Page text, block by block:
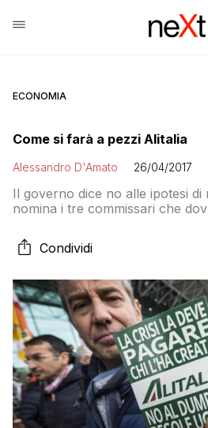
ECONOMIA
Come si farà a pezzi Alitalia
Alessandro D'Amato 26/04/2017
Il governo dice no alle ipotesi di
nomina i tre commissari che
lasciare gli aerei a terra è
Lombardi: «Fare entrare
a rischio
Condividi